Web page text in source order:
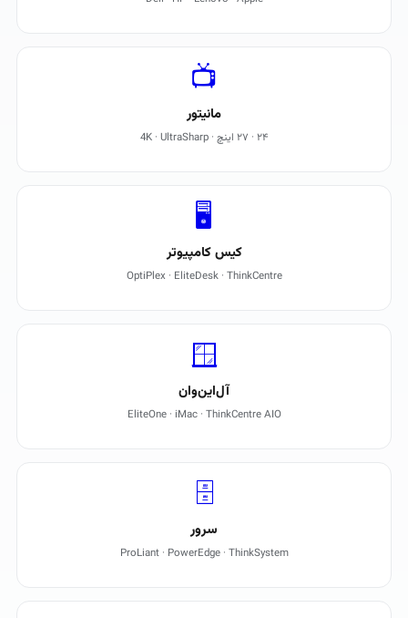
📺
مانیتور
۲۴ · ۲۷ اینچ · 4K · UltraSharp
🖥️
کیس کامپیوتر
OptiPlex · EliteDesk · ThinkCentre
🪟
آل‌این‌وان
EliteOne · iMac · ThinkCentre AIO
🗄️
سرور
ProLiant · PowerEdge · ThinkSystem